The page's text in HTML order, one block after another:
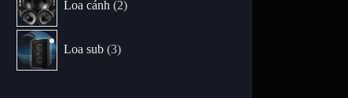
Loa cánh 2
Loa sub 3